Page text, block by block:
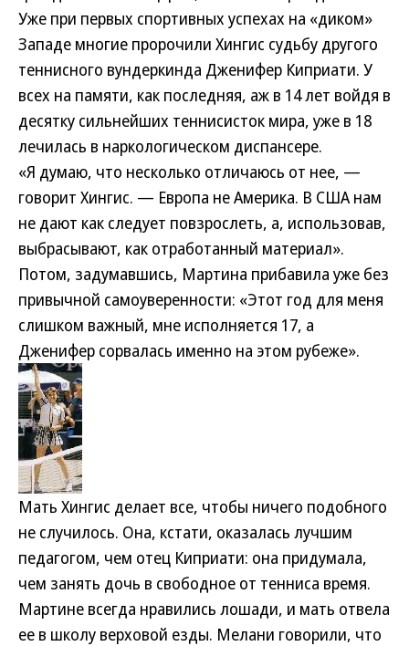
Уже при первых спортивных успехах на «диком»
Западе многие пророчили Хингис судьбу другого
теннисного вундеркинда Дженифер Киприати. У
всех на памяти, как последняя, аж в 14 лет войдя в
десятку сильнейших теннисисток мира, уже в 18
лечилась в наркологическом диспансере.
«Я думаю, что несколько отличаюсь от нее, —
говорит Хингис. — Европа не Америка. В США нам
не дают как следует повзрослеть, а, использовав,
выбрасывают, как отработанный материал».
Потом, задумавшись, Мартина прибавила уже без
привычной самоуверенности: «Этот год для меня
слишком важный, мне исполняется 17, а
Дженифер сорвалась именно на этом рубеже».
Мать Хингис делает все, чтобы ничего подобного
не случилось. Она, кстати, оказалась лучшим
педагогом, чем отец Киприати: она придумала,
чем занять дочь в свободное от тенниса время.
Мартине всегда нравились лошади, и мать отвела
ее в школу верховой езды. Мелани говорили, что